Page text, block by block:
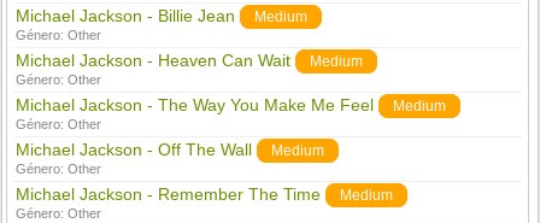
Michael Jackson - Billie Jean Medium
Género:Other
Michael Jackson - Heaven Can Wait Medium
Género:Other
Michael Jackson - The Way You Make Me Feel Medium
Género:Other
Michael Jackson - Off The Wall Medium
Género:Other
Michael Jackson - Remember The Time Medium
Género:Other